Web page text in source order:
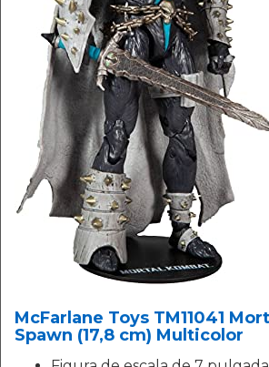
McFarlane Toys TM11041
Spawn (17,8 cm) Multicolor